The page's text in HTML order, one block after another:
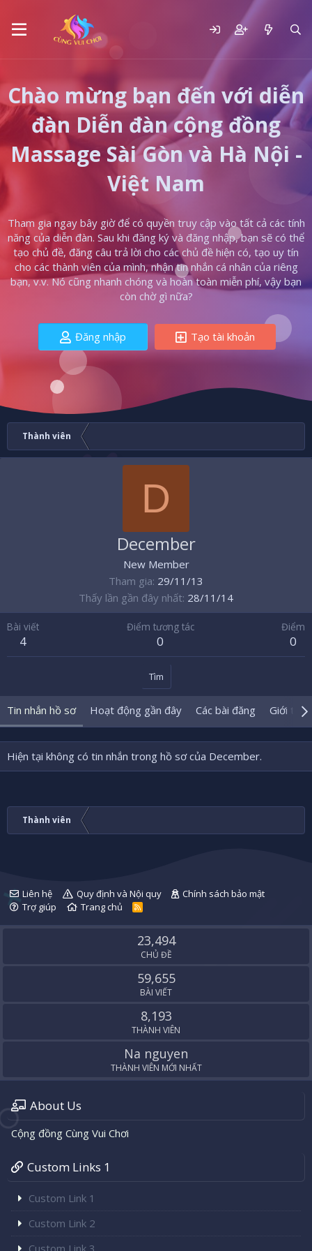
Chào mừng bạn đến với diễn
đàn Diễn đàn cộng đồng
Massage Sài Gòn và Hà Nội -
Việt Nam
Tham gia ngay bây giờ để có quyền truy cập vào tất cả các tính
năng của diễn đàn. Sau khi đăng ký và đăng nhập, bạn sẽ có thể
tạo chủ đề, đăng câu trả lời cho các chủ đề hiện có, tạo uy tín
cho các thành viên của mình, nhận tin nhắn cá nhân của riêng
bạn, v.v. Nó cũng nhanh chóng và hoàn toàn miễn phí, vậy bạn
còn chờ gì nữa?
Đăng nhập Tạo tài khoản
Thành viên
D
December
New Member
Tham gia 29/11/13
Thấy lần gần đây nhất 28/11/14
Bài viết
4
Điểm tương tác
0
Điểm
0
Tìm
Tin nhắn hồ sơ Hoạt động gần đây Các bài đăng Giới
Hiện tại không có tin nhắn trong hồ sơ của December.
Thành viên
Liên hệ Quy định và Nội quy
Chính sách bảo mật
Trợ giúp
Trang chủ
R
S
23,494
CHỦ ĐỀ
59,655
BÀI VIẾT
8,193
THÀNH VIÊN
Na nguyen
THÀNH VIÊN MỚI NHẤT
About Us
Cộng đồng Cùng Vui Chơi
Custom Links 1
Custom Link 1
Custom Link 2